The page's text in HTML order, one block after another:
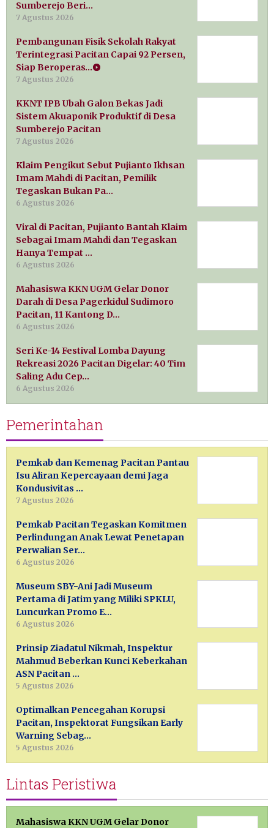
Sumberejo Beri…
7 Agustus 2026
Pembangunan Fisik Sekolah Rakyat
Terintegrasi Pacitan Capai 92 Persen,
Siap Beroperas…
7 Agustus 2026
KKNT IPB Ubah Galon Bekas Jadi
Sistem Akuaponik Produktif di Desa
Sumberejo Pacitan
7 Agustus 2026
Klaim Pengikut Sebut Pujianto Ikhsan
Imam Mahdi di Pacitan, Pemilik
Tegaskan Bukan Pa…
6 Agustus 2026
Viral di Pacitan, Pujianto Bantah Klaim
Sebagai Imam Mahdi dan Tegaskan
Hanya Tempat …
6 Agustus 2026
Mahasiswa KKN UGM Gelar Donor
Darah di Desa Pagerkidul Sudimoro
Pacitan, 11 Kantong D…
6 Agustus 2026
Seri Ke-14 Festival Lomba Dayung
Rekreasi 2026 Pacitan Digelar: 40 Tim
Saling Adu Cep…
6 Agustus 2026
Pemerintahan
Pemkab dan Kemenag Pacitan Pantau
Isu Aliran Kepercayaan demi Jaga
Kondusivitas …
7 Agustus 2026
Pemkab Pacitan Tegaskan Komitmen
Perlindungan Anak Lewat Penetapan
Perwalian Ser…
6 Agustus 2026
Museum SBY-Ani Jadi Museum
Pertama di Jatim yang Miliki SPKLU,
Luncurkan Promo E…
6 Agustus 2026
Prinsip Ziadatul Nikmah, Inspektur
Mahmud Beberkan Kunci Keberkahan
ASN Pacitan …
5 Agustus 2026
Optimalkan Pencegahan Korupsi
Pacitan, Inspektorat Fungsikan Early
Warning Sebag…
5 Agustus 2026
Lintas Peristiwa
Mahasiswa KKN UGM Gelar Donor